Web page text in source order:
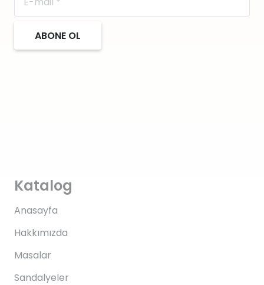
ABONE OL
Katalog
Anasayfa
Hakkımızda
Masalar
Sandalyeler